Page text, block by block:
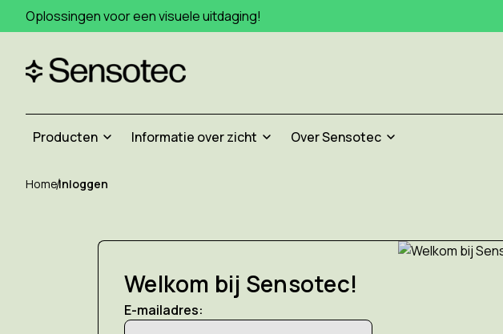
Oplossingen voor een visuele uitdaging!
Producten Informatie over zicht Over Sensotec
HomeInloggen
Welkom bij Sensotec!
E-mailadres: